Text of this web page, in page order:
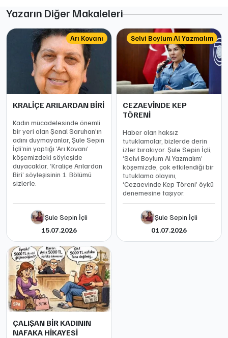
Yazarın Diğer Makaleleri
Arı Kovanı
KRALİÇE ARILARDAN BİRİ
Kadın mücadelesinde önemli
bir yeri olan Şenal Saruhan’ın
adını duymayanlar, Şule Sepin
İçli’nin yaptığı ‘Arı Kovanı’
köşemizdeki söyleşide
duyacaklar. ‘Kraliçe Arılardan
Biri’ söyleşisinin 1. Bölümü
sizlerle.
Şule Sepin İçli
15.07.2026
Selvi Boylum Al Yazmalım
CEZAEVİNDE KEP
TÖRENİ
Haber olan haksız
tutuklamalar, bizlerde derin
izler bırakıyor. Şule Sepin İçli,
‘Selvi Boylum Al Yazmalım’
köşemizde, çok etkilendiği bir
tutuklama olayını,
‘Cezaevinde Kep Töreni’ öykü
denemesine taşıyor.
Şule Sepin İçli
01.07.2026
ÇALIŞAN BİR KADININ
NAFAKA HİKAYESİ